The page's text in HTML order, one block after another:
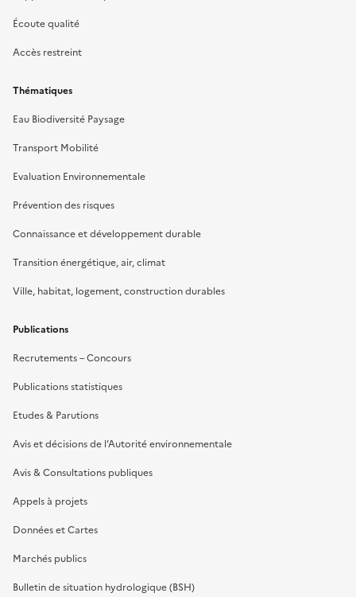
Écoute qualité
Accès restreint
Thématiques
Eau Biodiversité Paysage
Transport Mobilité
Evaluation Environnementale
Prévention des risques
Connaissance et développement durable
Transition énergétique, air, climat
Ville, habitat, logement, construction durables
Publications
Recrutements – Concours
Publications statistiques
Etudes & Parutions
Avis et décisions de l’Autorité environnementale
Avis & Consultations publiques
Appels à projets
Données et Cartes
Marchés publics
Bulletin de situation hydrologique (BSH)